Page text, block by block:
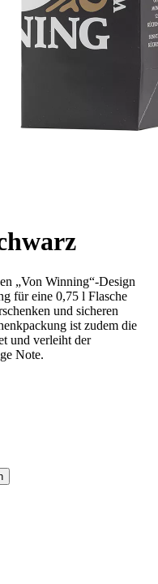
„Von Winning“-Design
für eine 0,75 l Flasche
und sicheren
ist zudem die
und verleiht der
Note.